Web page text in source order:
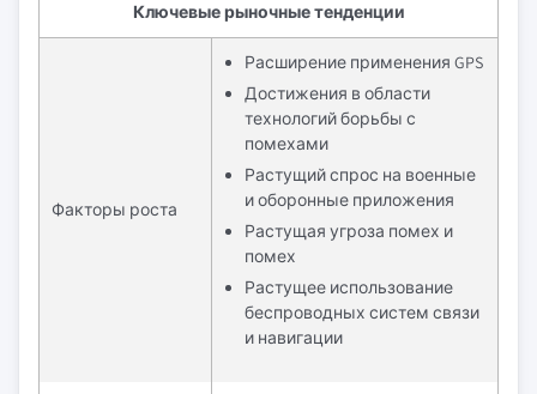
Ключевые рыночные тенденции
Факторы роста
Расширение применения GPS
Достижения в области
технологий борьбы с
помехами
Растущий спрос на военные
и оборонные приложения
Растущая угроза помех и
помех
Растущее использование
беспроводных систем связи
и навигации